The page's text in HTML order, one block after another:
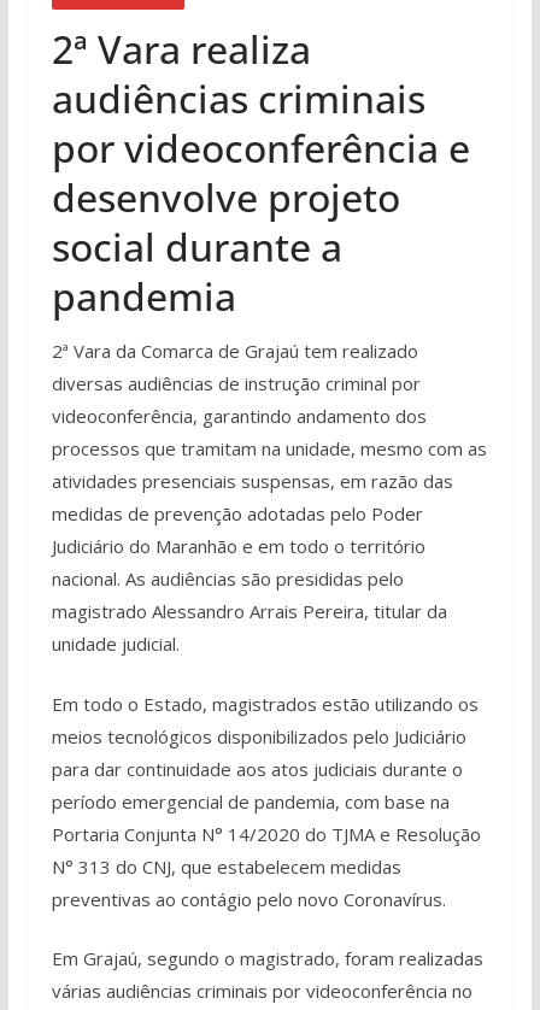
2ª Vara realiza
audiências criminais
por videoconferência e
desenvolve projeto
social durante a
pandemia
2ª Vara da Comarca de Grajaú tem realizado
diversas audiências de instrução criminal por
videoconferência, garantindo andamento dos
processos que tramitam na unidade, mesmo com as
atividades presenciais suspensas, em razão das
medidas de prevenção adotadas pelo Poder
Judiciário do Maranhão e em todo o território
nacional. As audiências são presididas pelo
magistrado Alessandro Arrais Pereira, titular da
unidade judicial.
Em todo o Estado, magistrados estão utilizando os
meios tecnológicos disponibilizados pelo Judiciário
para dar continuidade aos atos judiciais durante o
período emergencial de pandemia, com base na
Portaria Conjunta N° 14/2020 do TJMA e Resolução
N° 313 do CNJ, que estabelecem medidas
preventivas ao contágio pelo novo Coronavírus.
Em Grajaú, segundo o magistrado, foram realizadas
várias audiências criminais por videoconferência no